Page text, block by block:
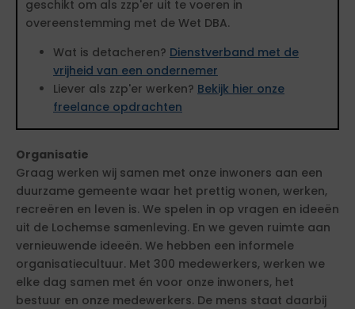
geschikt om als zzp'er uit te voeren in
overeenstemming met de Wet DBA.
Wat is detacheren? Dienstverband met de
vrijheid van een ondernemer
Liever als zzp'er werken? Bekijk hier onze
freelance opdrachten
Organisatie
Graag werken wij samen met onze inwoners aan een
duurzame gemeente waar het prettig wonen, werken,
recreëren en leven is. We spelen in op vragen en ideeën
uit de Lochemse samenleving. En we geven ruimte aan
vernieuwende ideeën. We hebben een informele
organisatiecultuur. Met 300 medewerkers, werken we
elke dag samen met én voor onze inwoners, het
bestuur en onze medewerkers. De mens staat daarbij